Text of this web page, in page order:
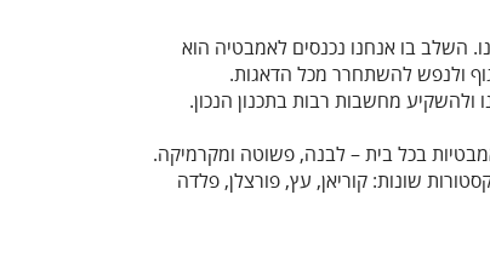
השלב בו אנחנו נכנסים לאמבטיה הוא
ולנפש להשתחרר מכל הדאגות.
ולהשקיע מחשבות רבות בתכנון הנכון.
בכל בית – לבנה, פשוטה ומקרמיקה.
שונות: קוריאן, עץ, פורצלן, פלדה